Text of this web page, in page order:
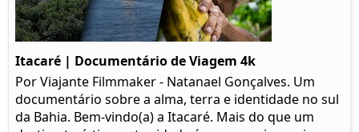
Itacaré | Documentário de Viagem 4k
Por Viajante Filmmaker - Natanael Gonçalves. Um
documentário sobre a alma, terra e identidade no sul
da Bahia. Bem-vindo(a) a Itacaré. Mais do que um